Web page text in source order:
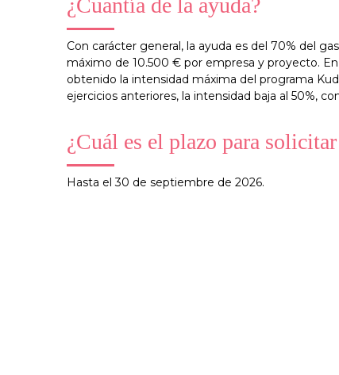
Con carácter general, la ayuda es del 70% del
máximo de 10.500 € por empresa y proyecto.
obtenido la intensidad máxima del programa
ejercicios anteriores, la intensidad baja al 50%,
¿Cuál es el plazo para
Hasta el 30 de septiembre de 2026.